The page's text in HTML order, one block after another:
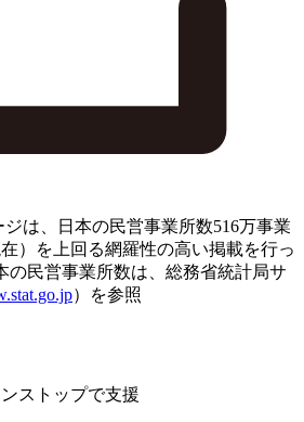
は、日本の民営事業所数516万事業
）を上回る網羅性の高い掲載を行っ
の民営事業所数は、総務省統計局サ
）を参照
ストップで支援